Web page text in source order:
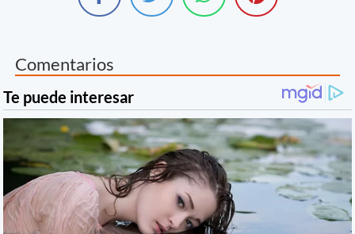
Comentarios